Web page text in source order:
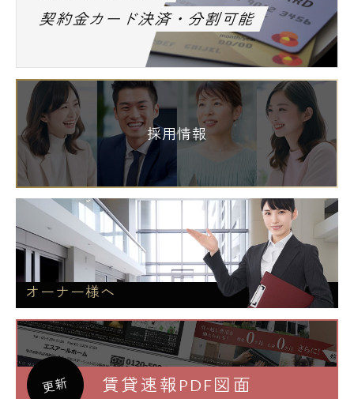
契約金カード決済・分割可能
採用情報
オーナー様へ
更新 賃貸速報PDF図面